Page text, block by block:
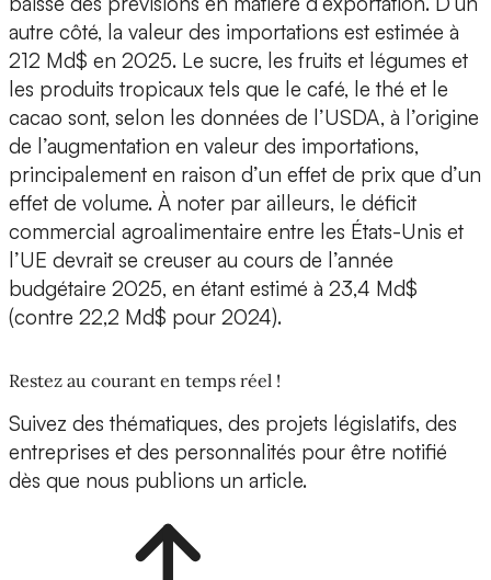
autre côté, la valeur des importations est estimée à
212 Md$ en 2025. Le sucre, les fruits et légumes et
les produits tropicaux tels que le café, le thé et le
cacao sont, selon les données de l’USDA, à l’origine
de l’augmentation en valeur des importations,
principalement en raison d’un effet de prix que d’un
effet de volume. À noter par ailleurs, le déficit
commercial agroalimentaire entre les États-Unis et
l’UE devrait se creuser au cours de l’année
budgétaire 2025, en étant estimé à 23,4 Md$
(contre 22,2 Md$ pour 2024).
Restez au courant en temps réel !
Suivez des thématiques, des projets législatifs, des
entreprises et des personnalités pour être notifié
dès que nous publions un article.